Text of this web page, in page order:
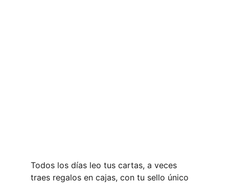
Todos los días leo tus cartas, a veces
traes regalos en cajas, con tu sello único